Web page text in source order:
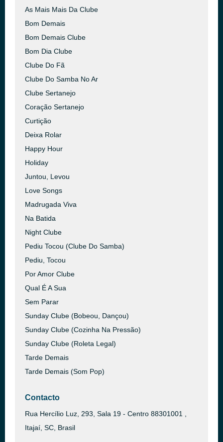
As Mais Mais Da Clube
Bom Demais
Bom Demais Clube
Bom Dia Clube
Clube Do Fã
Clube Do Samba No Ar
Clube Sertanejo
Coração Sertanejo
Curtição
Deixa Rolar
Happy Hour
Holiday
Juntou, Levou
Love Songs
Madrugada Viva
Na Batida
Night Clube
Pediu Tocou (Clube Do Samba)
Pediu, Tocou
Por Amor Clube
Qual É A Sua
Sem Parar
Sunday Clube (Bobeou, Dançou)
Sunday Clube (Cozinha Na Pressão)
Sunday Clube (Roleta Legal)
Tarde Demais
Tarde Demais (Som Pop)
Contacto
Rua Hercílio Luz, 293, Sala 19 - Centro 88301001 ,
Itajaí, SC, Brasil